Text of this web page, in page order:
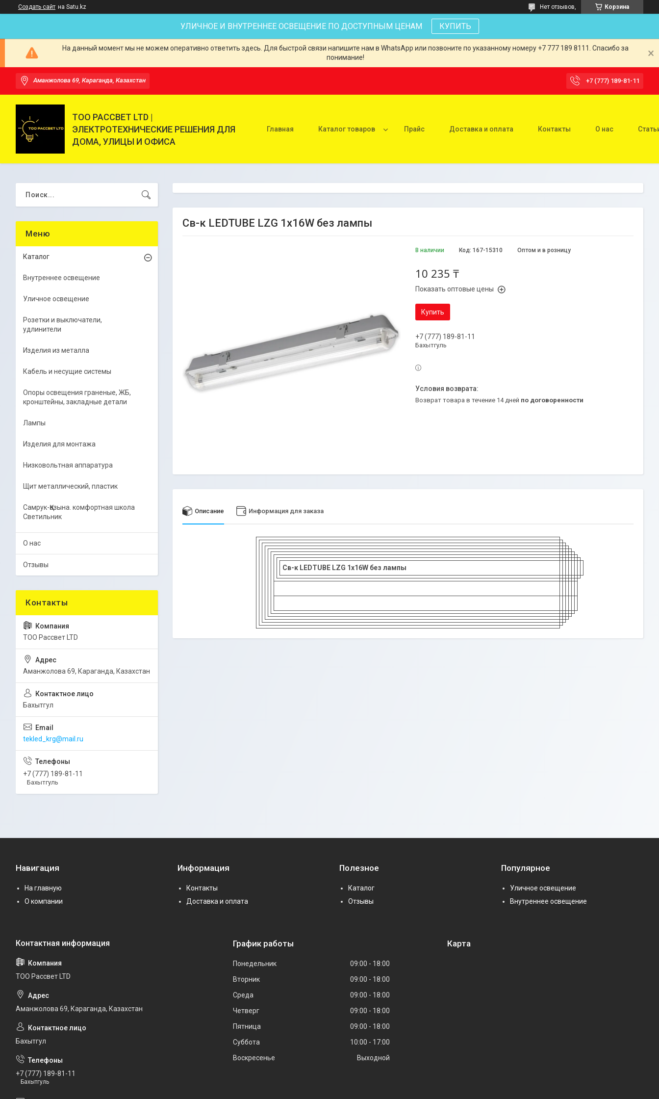
Создать сайт на Satu.kz Корзина
Нет отзывов,
УЛИЧНОЕ И ВНУТРЕННЕЕ ОСВЕЩЕНИЕ ПО ДОСТУПНЫМ ЦЕНАМ КУПИТЬ
На данный момент мы не можем оперативно ответить здесь. Для быстрой связи напишите нам в WhatsApp или позвоните по указанному номеру +7 777 189 8111. Спасибо за
понимание!
Аманжолова 69, Караганда, Казахстан +7 (777) 189-81-11
ТОО РАССВЕТ LTD |
ЭЛЕКТРОТЕХНИЧЕСКИЕ РЕШЕНИЯ ДЛЯ
ДОМА, УЛИЦЫ И ОФИСА
Главная Каталог товаров Прайс Доставка и оплата Контакты О нас
Св-к LEDTUBE LZG 1x16W без лампы
В наличии Оптом и в розницу
Код: 167-15310
10 235 ₸
Показать оптовые цены
Купить
+7 (777) 189-81-11
Бахытгуль
возврат товара в течение 14 дней по договоренности
Описание Информация для заказа
Св-к LEDTUBE LZG 1x16W без лампы
Каталог
Внутреннее освещение
Уличное освещение
Розетки и выключатели,
удлинители
Изделия из металла
Кабель и несущие системы
Опоры освещения граненые, ЖБ,
кронштейны, закладные детали
Лампы
Изделия для монтажа
Низковольтная аппаратура
Щит металлический, пластик
Самрук-Қазына. комфортная школа
Светильник
О нас
Отзывы
ТОО Рассвет LTD
Аманжолова 69, Караганда, Казахстан
Бахытгул
tekled_krg@mail.ru
+7 (777) 189-81-11
Бахытгуль
Навигация
На главную
О компании
Информация
Контакты
Доставка и оплата
Полезное
Каталог
Отзывы
Популярное
Уличное освещение
Внутреннее освещение
ТОО Рассвет LTD
Аманжолова 69, Караганда, Казахстан
Бахытгул
+7 (777) 189-81-11
Бахытгуль
График работы
Понедельник 09:00
18:00
Вторник
09:00
18:00
Среда
09:00
18:00
Четверг
09:00
18:00
Пятница
09:00
18:00
Суббота
10:00
17:00
Воскресенье
Выходной
Карта